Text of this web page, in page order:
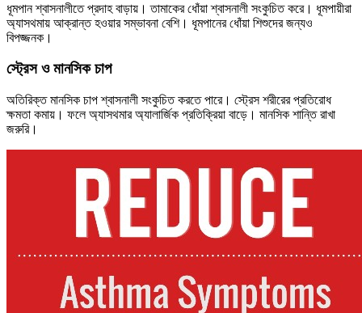
ধূমপান শ্বাসনালীতে প্রদাহ বাড়ায়। তামাকের ধোঁয়া শ্বাসনালী সংকুচিত করে। ধূমপায়ীরা
অ্যাসথমায় আক্রান্ত হওয়ার সম্ভাবনা বেশি। ধূমপানের ধোঁয়া শিশুদের জন্যও
বিপজ্জনক।
স্ট্রেস ও মানসিক চাপ
অতিরিক্ত মানসিক চাপ শ্বাসনালী সংকুচিত করতে পারে। স্ট্রেস শরীরের প্রতিরোধ
ক্ষমতা কমায়। ফলে অ্যাসথমার অ্যালার্জিক প্রতিক্রিয়া বাড়ে। মানসিক শান্তি রাখা
জরুরি।